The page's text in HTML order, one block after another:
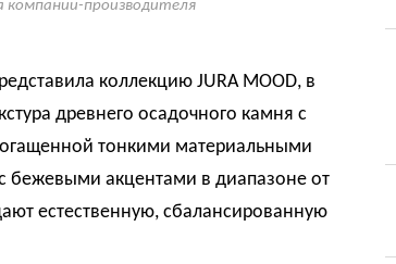
компании-производителя
коллекцию JURA MOOD, в
древнего осадочного камня с
тонкими материальными
бежевыми акцентами в диапазоне от
естественную, сбалансированную